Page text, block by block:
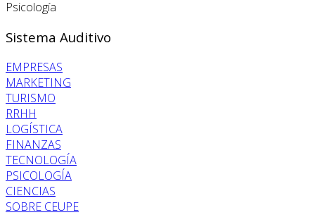
Psicología
Sistema Auditivo
EMPRESAS
MARKETING
TURISMO
RRHH
LOGÍSTICA
FINANZAS
TECNOLOGÍA
PSICOLOGÍA
CIENCIAS
SOBRE CEUPE